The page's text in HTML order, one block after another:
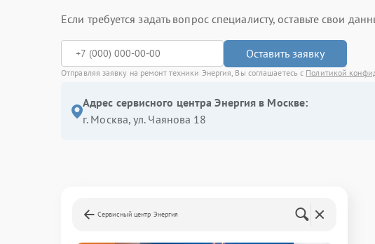
Если требуется задать вопрос специалисту, оставьте свои
Оставить заявку
Отправляя заявку на ремонт техники Энергия, Вы соглашаетесь с Политикой
Адрес сервисного центра Энергия в Москве:
г. Москва, ул. Чаянова 18
Сервисный центр Энергия